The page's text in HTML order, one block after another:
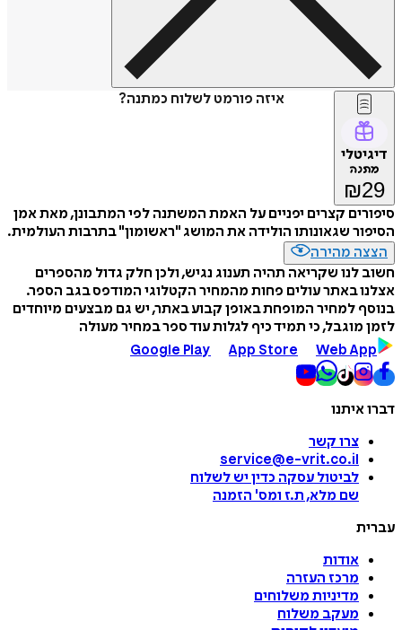
איזה פורמט לשלוח כמתנה?
דיגיטלי
מתנה
₪29
סיפורים קצרים יפניים על האמת המשתנה לפי המתבונן, מאת אמן
הסיפור שגאונותו הולידה את המושג "ראשומון" בתרבות העולמית.
הצצה מהירה
חשוב לנו שקריאה תהיה תענוג נגיש, ולכן חלק גדול מהספרים
אצלנו באתר עולים פחות מהמחיר הקטלוגי המודפס בגב הספר.
בנוסף למחיר המופחת באופן קבוע באתר, יש גם מבצעים מיוחדים
לזמן מוגבל, כי תמיד כיף לגלות עוד ספר במחיר מעולה
Google Play
App Store Web App
דברו איתנו
צרו קשר
service@e-vrit.co.il
לביטול עסקה כדין יש לשלוח
שם מלא, ת.ז ומס' הזמנה
עברית
אודות
מרכז העזרה
מדיניות משלוחים
מעקב משלוח